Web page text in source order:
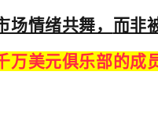
场情绪共舞， 而非
万美元俱乐部的成